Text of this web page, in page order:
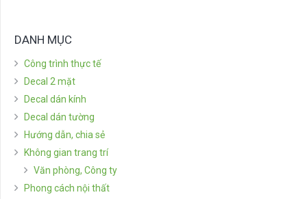
DANH MỤC
Công trình thực tế
Decal 2 mặt
Decal dán kính
Decal dán tường
Hướng dẫn, chia sẻ
Không gian trang trí
Văn phòng, Công ty
Phong cách nội thất